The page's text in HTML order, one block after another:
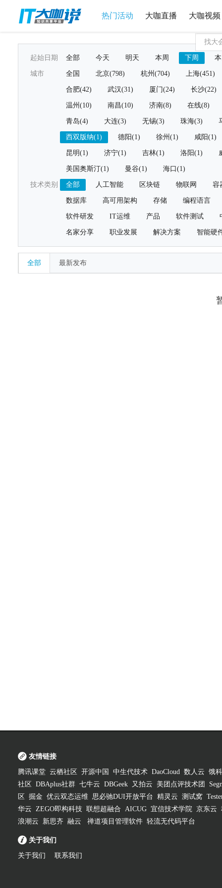
热门活动 大咖直播 大咖视频
起始日期 全部 今天 明天 本周 下周
城市 全国 北京(798) 杭州(704) 上海(451)
合肥(42) 武汉(31) 厦门(24) 长沙(22)
温州(10) 南昌(10) 济南(8) 在线(8)
青岛(4) 大连(3) 无锡(3) 珠海(3)
西双版纳(1) 德阳(1) 徐州(1) 咸阳(1)
昆明(1) 济宁(1) 吉林(1) 洛阳(1)
美国奥斯汀(1) 曼谷(1) 海口(1)
技术类别 全部 人工智能 区块链 物联网 容
数据库 高可用架构 存储 编程语言
软件研发 IT运维 产品 软件测试
名家分享 职业发展 解决方案 智能硬
全部 最新发布
友情链接
腾讯课堂 云栖社区 开源中国 中生代技术 DaoCloud 数人云 饿
社区
DBAplus社群 七牛云 DBGeek 又拍云 美团点评技术团
区
掘金 优云双态运维 思必驰DUI开放平台 精灵云 测试窝
华云 ZEGO即构科技 联想超融合 AICUG 宜信技术学院 京东云
浪潮云
新思齐 融云 禅道项目管理软件 轻流无代码平台
关于我们
关于我们 联系我们